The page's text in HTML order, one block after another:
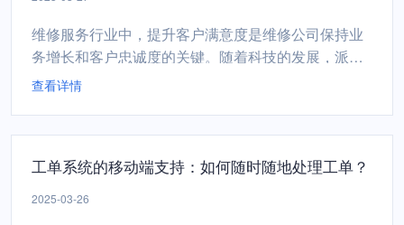
维修服务行业中，提升客户满意度是维修公司保持业
务增长和客户忠诚度的关键。随着科技的发展，派单
系统作为一种高效、智能的管理工具，正逐渐成为维
户在寻求维修服务时，最关心的是问题的及时解决。
派单系统通过自动化...
查看详情
工单系统的移动端支持：如何随时随地处理工单？
2025-03-26